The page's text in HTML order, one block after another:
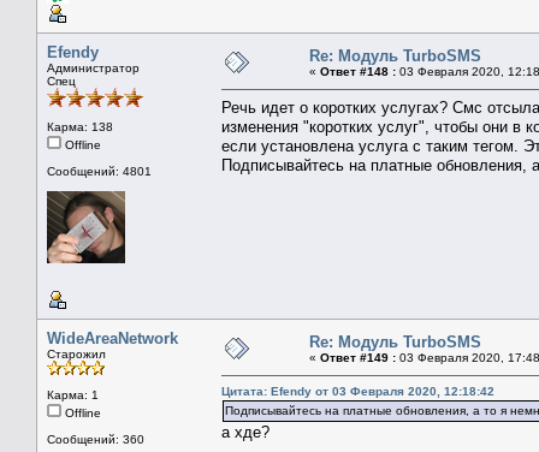
Efendy
Администратор
Спец
Карма: 138
Offline
Сообщений: 4801
Re: Модуль TurboSMS
« Ответ #148 : 03 Февраля 2020,
Речь идет о коротких услугах? Смс
изменения "коротких услуг", чтобы они в
если установлена услуга с таким тегом.
Подписывайтесь на платные обновления,
WideAreaNetwork
Старожил
Карма: 1
Offline
Сообщений: 360
Re: Модуль TurboSMS
« Ответ #149 : 03 Февраля 2020,
Цитата: Efendy от 03 Февраля 2020, 12:18:42
Подписывайтесь на платные обновления, а то я
а хде?